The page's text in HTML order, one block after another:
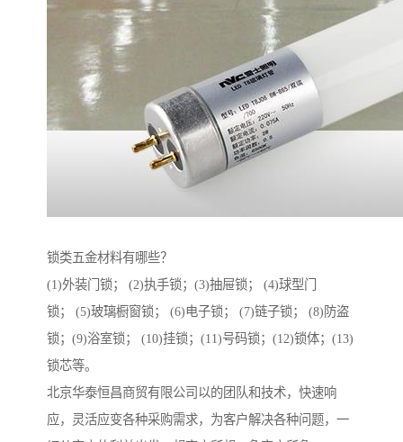
锁类五金材料有哪些？
(1)外装门锁； (2)执手锁；(3)抽屉锁； (4)球型门
锁； (5)玻璃橱窗锁； (6)电子锁； (7)链子锁； (8)防盗
锁；(9)浴室锁； (10)挂锁；(11)号码锁；(12)锁体；(13)
锁芯等。
北京华泰恒昌商贸有限公司以的团队和技术，快速响
应，灵活应变各种采购需求，为客户解决各种问题，一